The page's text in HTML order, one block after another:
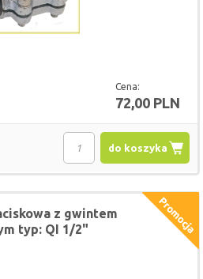
Cena:
72,00 PLN
do koszyka
z gwintem
typ: QI 1/2"